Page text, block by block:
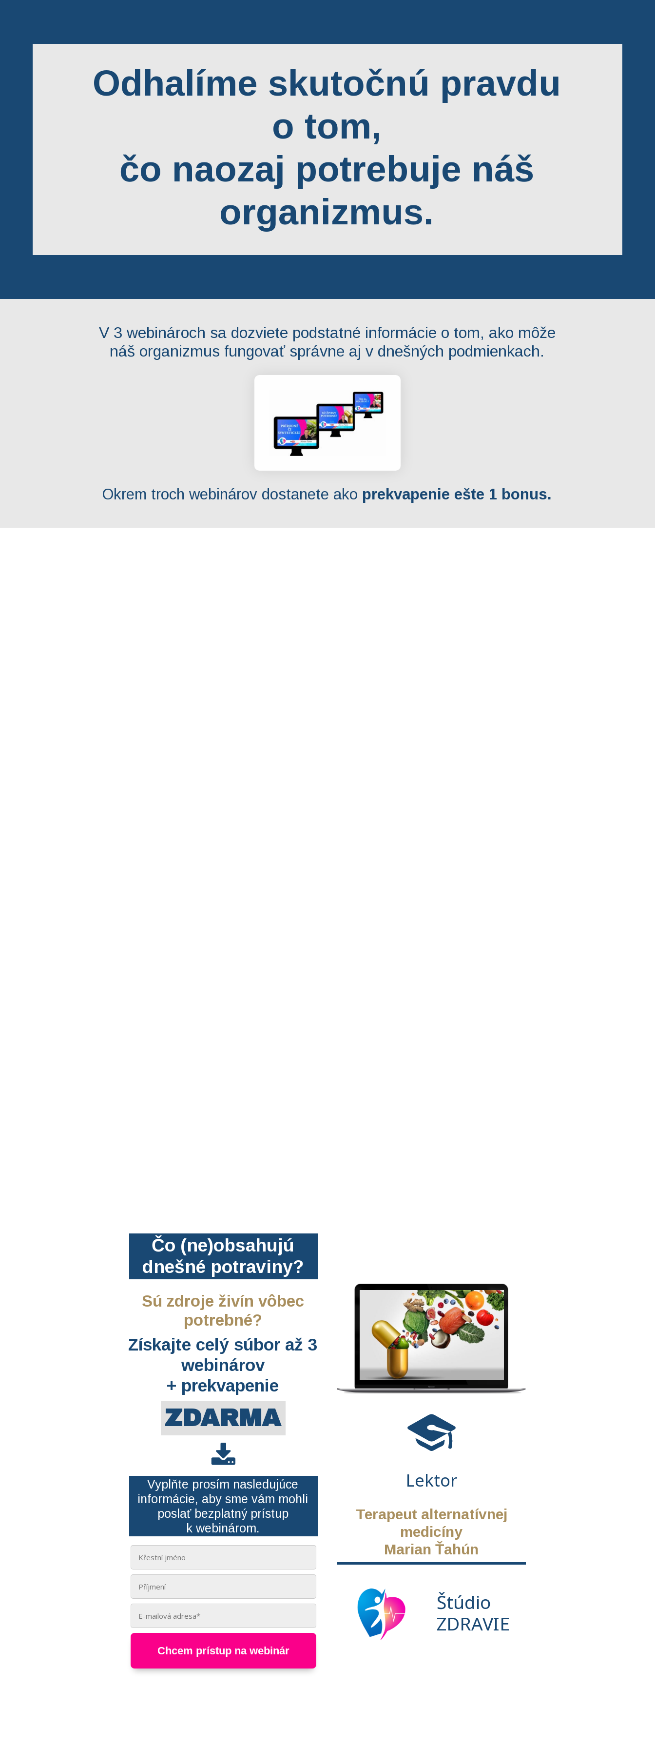
Odhalíme skutočnú pravdu
o tom,
čo naozaj potrebuje náš
organizmus.
V 3 webinároch sa dozviete podstatné informácie o tom, ako môže
náš organizmus fungovať správne aj v dnešných podmienkach.
Okrem troch webinárov dostanete ako prekvapenie ešte 1 bonus.
Čo (ne)obsahujú
dnešné potraviny?
Sú zdroje živín vôbec
potrebné?
Získajte celý súbor až 3
webinárov
+ prekvapenie
ZDARMA
Vyplňte prosím nasledujúce
informácie, aby sme vám mohli
poslať bezplatný prístup
k webinárom.
Chcem prístup na webinár
Lektor
Terapeut alternatívnej
medicíny
Marian Ťahún
Štúdio
ZDRAVIE